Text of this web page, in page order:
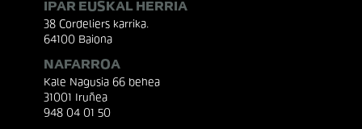
IPAR EUSKAL HERRIA
38 Cordeliers karrika.
64100 Baiona
NAFARROA
Kale Nagusia 66 behea
31001 Iruñea
948 04 01 50